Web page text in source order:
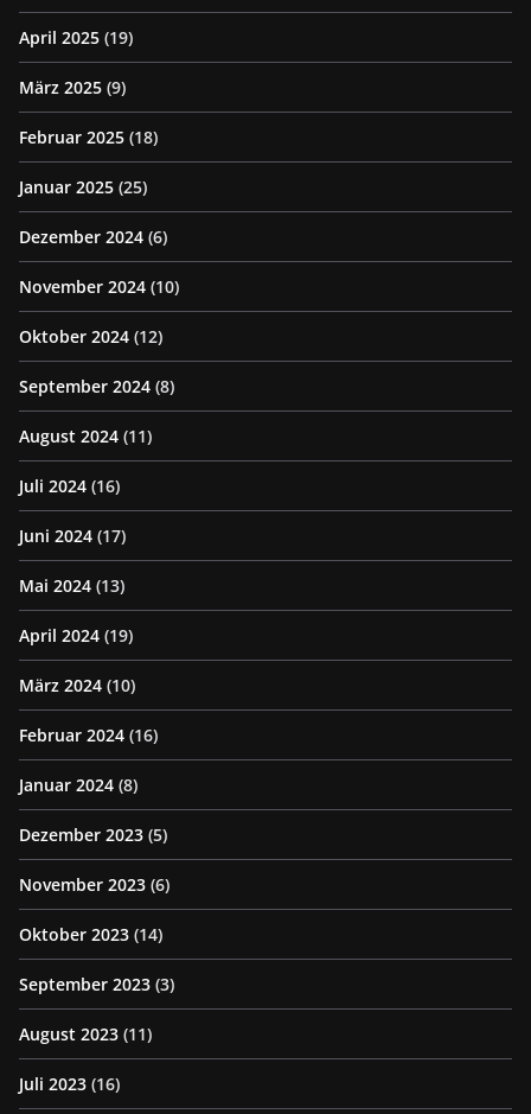
April 2025 (19)
März 2025 (9)
Februar 2025 (18)
Januar 2025 (25)
Dezember 2024 (6)
November 2024 (10)
Oktober 2024 (12)
September 2024 (8)
August 2024 (11)
Juli 2024 (16)
Juni 2024 (17)
Mai 2024 (13)
April 2024 (19)
März 2024 (10)
Februar 2024 (16)
Januar 2024 (8)
Dezember 2023 (5)
November 2023 (6)
Oktober 2023 (14)
September 2023 (3)
August 2023 (11)
Juli 2023 (16)